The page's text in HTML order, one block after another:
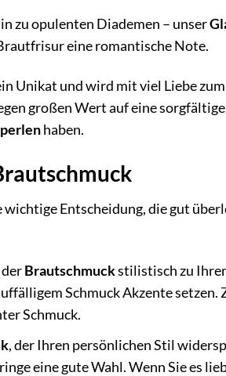
zu opulenten Diademen – unser
eine romantische Note.
Unikat und wird mit viel Liebe
großen Wert auf eine
haben.
wichtige Entscheidung, die gut
Brautschmuckstilistisch zu
Schmuck Akzente setzen.
Schmuck.
, der Ihren persönlichen Stil
eine gute Wahl. Wenn Sie es